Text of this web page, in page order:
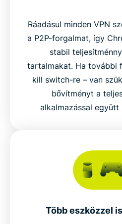
Ráadásul minden VPN
a P2P-forgalmat, így
stabil
tartalmakat. Ha további
kill switch-re – van
bővítményt a
alkalmazással együtt
Több eszközzel